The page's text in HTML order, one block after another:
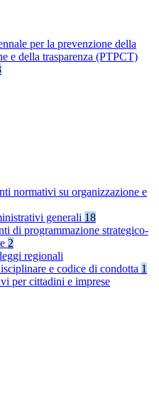
per la prevenzione della
e della trasparenza (PTPCT)
normativi su organizzazione e
generali 18
di programmazione strategico-
2
regionali
e codice di condotta 1
per cittadini e imprese